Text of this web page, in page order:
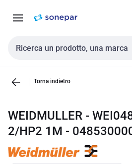
navigazione alla
Cerca input
Torna indietro
WEIDMULLER -
2/HP2 1M -